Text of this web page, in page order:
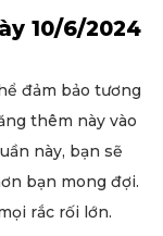
10/6/2024
đảm bảo tương
thêm này vào
này, bạn sẽ
bạn mong đợi.
rắc rối lớn.